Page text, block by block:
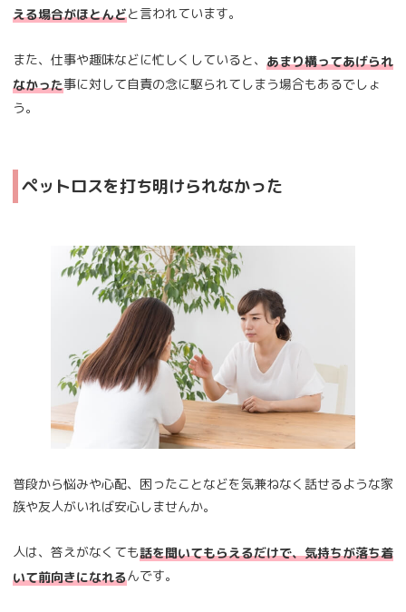
える場合がほとんどと言われています。
また、仕事や趣味などに忙しくしていると、 あまり構ってあげられ
なかった事に対して自責の念に駆られてしまう場合もあるでしょ
う。
ペットロスを打ち明けられなかった
普段から悩みや心配、困ったことなどを気兼ねなく話せるような家
族や友人がいれば安心しませんか。
人は、答えがなくても話を聞いてもらえるだけで、気持ちが落ち着
いて前向きになれるんです。